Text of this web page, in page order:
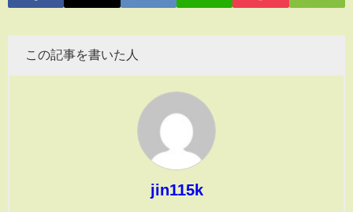
この記事を書いた人
jin115k